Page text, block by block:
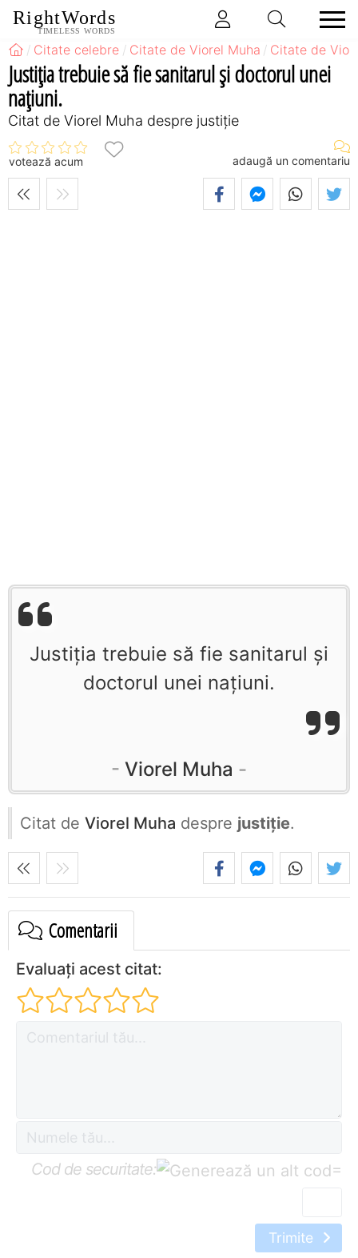
RightWords
TIMELESS WORDS
Citate celebre Citate de Viorel Muha Citate de
Justiţia trebuie să fie sanitarul şi doctorul unei
naţiuni.
Citat de Viorel Muha despre justiție
votează acum adaugă un comentariu
Justiţia trebuie să fie sanitarul şi
doctorul unei naţiuni.
Viorel Muha
Citat de Viorel Muha despre justiție.
Comentarii
Evaluați acest citat:
Cod de securitate: =
Trimite